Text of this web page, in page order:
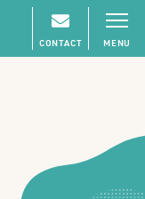
CONTACT MENU